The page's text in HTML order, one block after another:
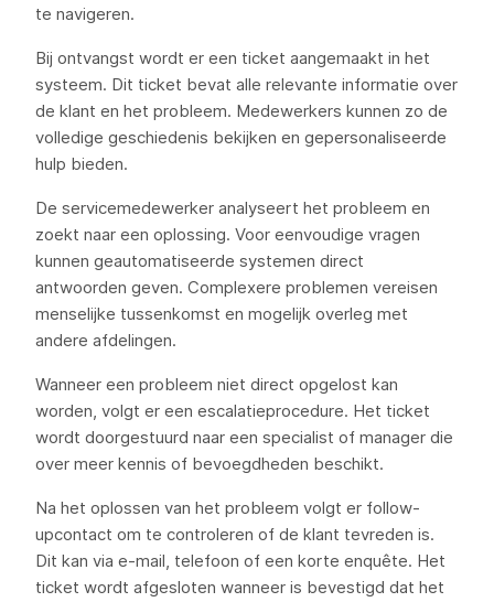
te navigeren.
Bij ontvangst wordt er een ticket aangemaakt in het
systeem. Dit ticket bevat alle relevante informatie over
de klant en het probleem. Medewerkers kunnen zo de
volledige geschiedenis bekijken en gepersonaliseerde
hulp bieden.
De servicemedewerker analyseert het probleem en
zoekt naar een oplossing. Voor eenvoudige vragen
kunnen geautomatiseerde systemen direct
antwoorden geven. Complexere problemen vereisen
menselijke tussenkomst en mogelijk overleg met
andere afdelingen.
Wanneer een probleem niet direct opgelost kan
worden, volgt er een escalatieprocedure. Het ticket
wordt doorgestuurd naar een specialist of manager die
over meer kennis of bevoegdheden beschikt.
Na het oplossen van het probleem volgt er follow-
upcontact om te controleren of de klant tevreden is.
Dit kan via e-mail, telefoon of een korte enquête. Het
ticket wordt afgesloten wanneer is bevestigd dat het